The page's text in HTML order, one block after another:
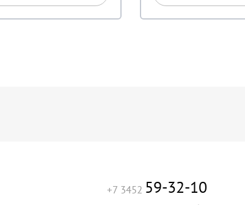
+7 3452 59-32-10